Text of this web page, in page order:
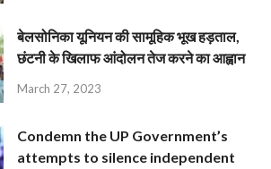
बेलसोनिका यूनियन की सामूहिक भूख हड़ताल,
छंटनी के खिलाफ आंदोलन तेज करने का आह्वान
March 27, 2023
Condemn the UP Government’s
attempts to silence independent